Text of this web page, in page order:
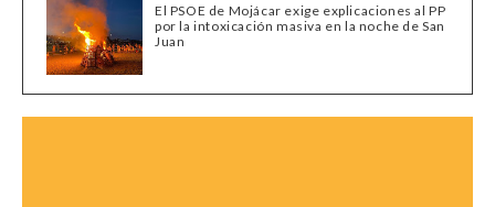
El PSOE de Mojácar exige explicaciones al PP
por la intoxicación masiva en la noche de San
Juan